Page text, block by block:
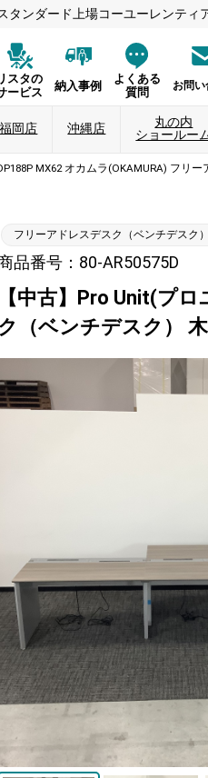
ンダード上場コーユーレンティ
スタの
ービス
納入事例
よくある
質問
お問
福岡店 沖縄店
丸の内
ショールー
MX62 オカムラ(OKAMURA) フリ
フリーアドレスデスク（ベンチデスク）
品番号：80-AR50575D
【中古】Pro Unit(プ
ク（ベンチデスク）